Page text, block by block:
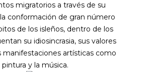
migratorios a través de su
conformación de gran número
de los isleños, dentro de los
su idiosincrasia, sus valores
manifestaciones artísticas como
pintura y la música.